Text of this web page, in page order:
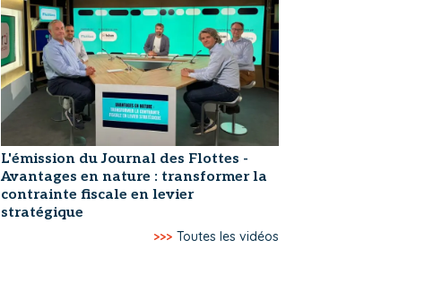
L'émission du Journal des Flottes -
Avantages en nature : transformer la
contrainte fiscale en levier
stratégique
>>> Toutes les vidéos